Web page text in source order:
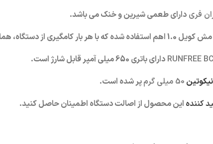
دارای طعمی شیرین و خنک می باشد.
شده که با هر بار کامگیری از دستگاه، همان طعم و کلود کام اول را احساس می کنید.
دارای باتری 650 میلی آمپر قابل شارژ است.
50 میلی گرم
پر شده است.
کننده این محصول از اصالت دستگاه اطمینان حاصل کنید.